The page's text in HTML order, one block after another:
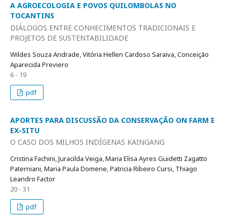
A AGROECOLOGIA E POVOS QUILOMBOLAS NO
TOCANTINS
DIÁLOGOS ENTRE CONHECIMENTOS TRADICIONAIS E
PROJETOS DE SUSTENTABILIDADE
Wildes Souza Andrade, Vitória Hellen Cardoso Saraiva, Conceição
Aparecida Previero
6 - 19
pdf
APORTES PARA DISCUSSÃO DA CONSERVAÇÃO ON FARM E
EX-SITU
O CASO DOS MILHOS INDÍGENAS KAINGANG
Cristina Fachini, Juracilda Veiga, Maria Elisa Ayres Guidetti Zagatto
Paterniani, Maria Paula Domene, Patricia Ribeiro Cursi, Thiago
Leandro Factor
20 - 31
pdf